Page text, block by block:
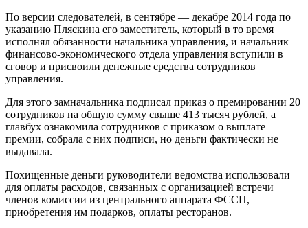
По версии следователей, в сентябре — декабре 2014 года по
указанию Пляскина его заместитель, который в то время
исполнял обязанности начальника управления, и начальник
финансово-экономического отдела управления вступили в
сговор и присвоили денежные средства сотрудников
управления.
Для этого замначальника подписал приказ о премировании 20
сотрудников на общую сумму свыше 413 тысяч рублей, а
главбух ознакомила сотрудников с приказом о выплате
премии, собрала с них подписи, но деньги фактически не
выдавала.
Похищенные деньги руководители ведомства использовали
для оплаты расходов, связанных с организацией встречи
членов комиссии из центрального аппарата ФССП,
приобретения им подарков, оплаты ресторанов.